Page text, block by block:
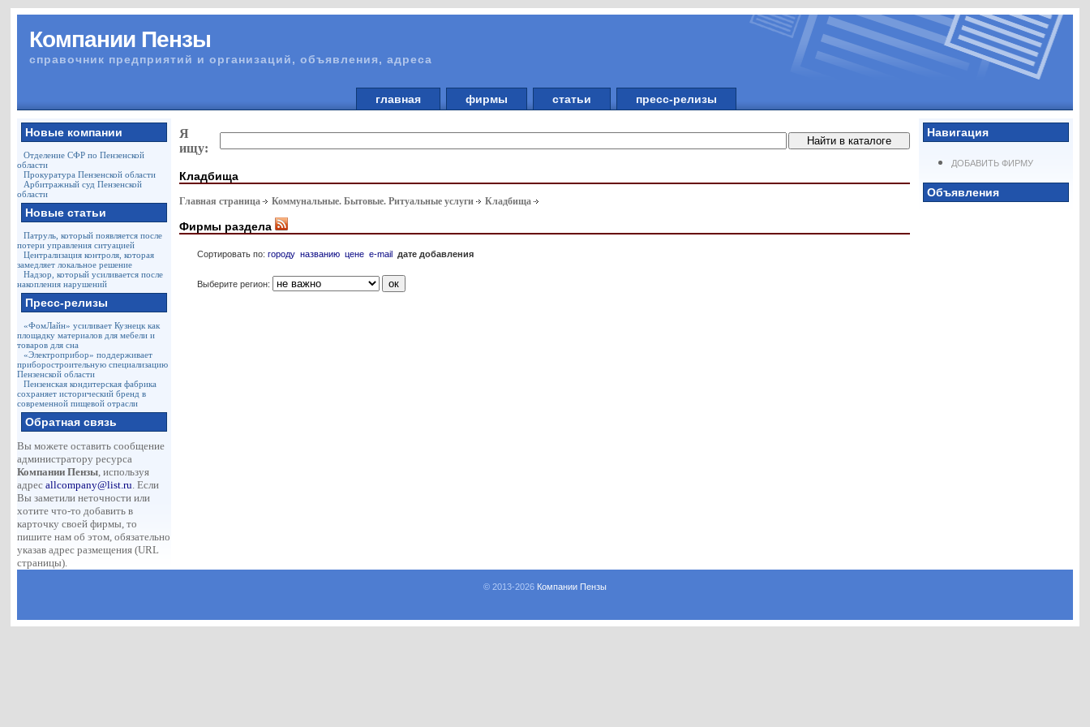
Компании Пензы
справочник предприятий и организаций, объявления, адреса
главная фирмы статьи пресс-релизы
Новые компании
Отделение СФР по Пензенской
области
Прокуратура Пензенской области
Арбитражный суд Пензенской
области
Новые статьи
Патруль, который появляется после
потери управления ситуацией
Централизация контроля, которая
замедляет локальное решение
Надзор, который усиливается после
накопления нарушений
Пресс-релизы
«ФомЛайн» усиливает Кузнецк как
площадку материалов для мебели и
товаров для сна
«Электроприбор» поддерживает
приборостроительную специализацию
Пензенской области
Пензенская кондитерская фабрика
сохраняет исторический бренд в
современной пищевой отрасли
Обратная связь
Вы можете оставить сообщение
администратору ресурса
Компании Пензы, используя
адресallcompany@list.ru. Если
Вы заметили неточности или
хотите что-то добавить в
карточку своей фирмы, то
пишите нам об этом, обязательно
указав адрес размещения (URL
страницы).
Навигация
ДОБАВИТЬ ФИРМУ
Объявления
Я
ищу:
Кладбища
Главная страница Коммунальные. Бытовые. Ритуальные услуги Кладбища
Фирмы раздела
Сортировать по:городу названию цене e-mail дате добавления
Выберите регион:
© 2013-2026 Компании Пензы